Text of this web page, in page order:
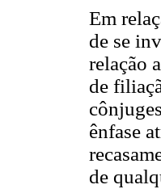
Em
de se
relação
de
ênfase
de